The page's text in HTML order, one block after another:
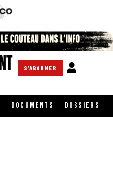
S'ABONNER
DOCUMENTS DOSSIERS